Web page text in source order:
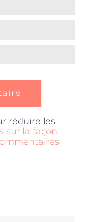
réduire les
sur la façon